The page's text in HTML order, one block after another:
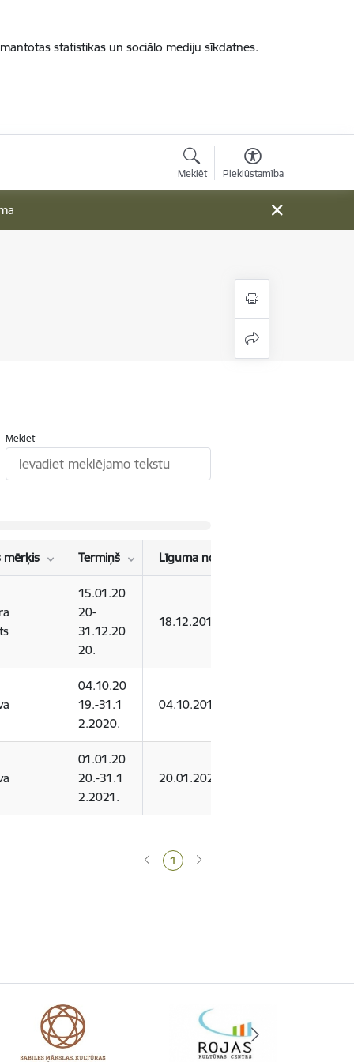
statistikas un sociālo mediju sīkdatnes.
Meklēt Piekļūstamība
Meklēt
mērķis Termiņš Līguma noslēgšanas datums
15.01.20
20-
31.12.20
20.
18.12.2019.
04.10.20
19.-31.1
2.2020.
04.10.2019.
01.01.20
20.-31.1
2.2021.
20.01.2020.
1